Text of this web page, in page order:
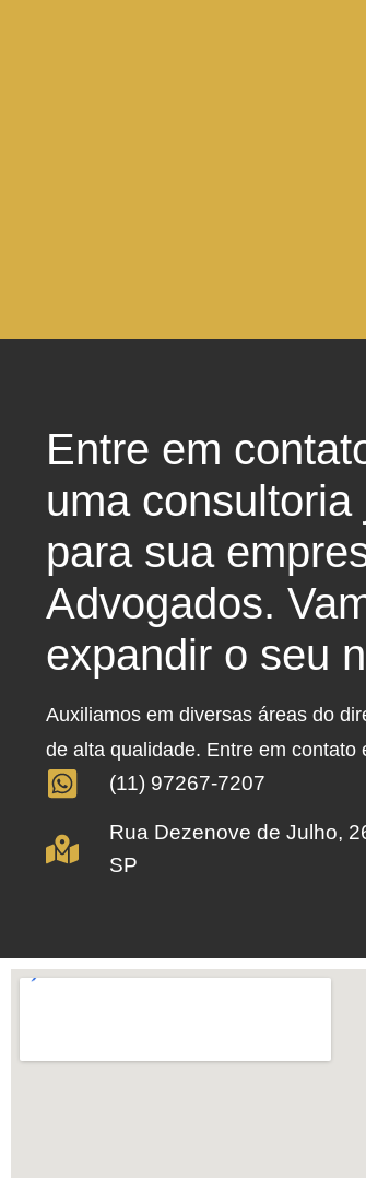
Entre em
uma
para sua
Advogados.
expandir o seu
Auxiliamos em diversas áreas do
de alta qualidade. Entre em
(11) 97267-7207
Rua Dezenove de Julho,
SP